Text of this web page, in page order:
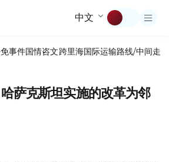
中文
事件国情咨文跨里海国际运输路线/中间走廊
萨克斯坦实施的改革为邻